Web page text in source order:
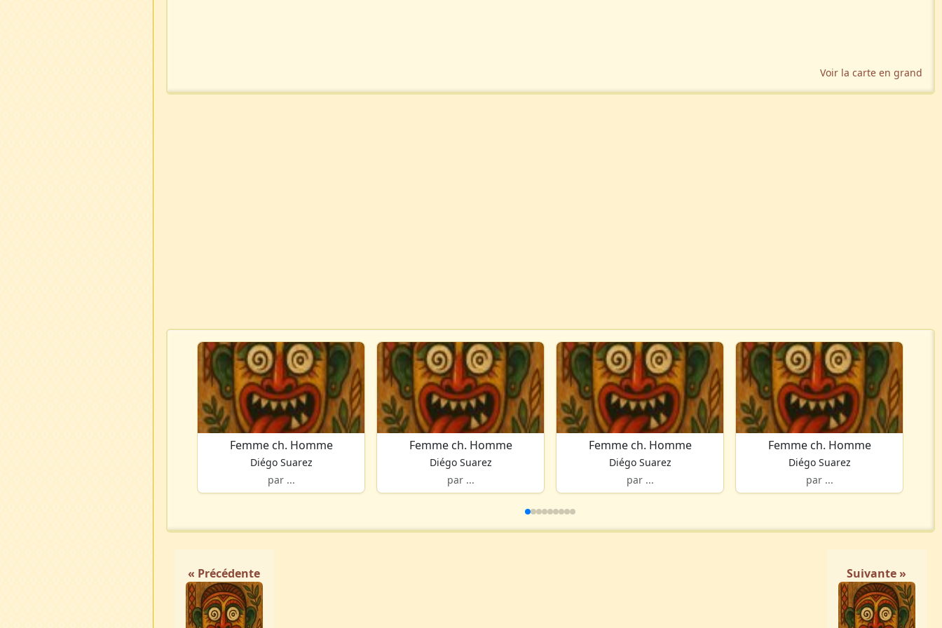
Voir la carte en grand
Femme ch. Homme
Diégo Suarez
par ...
Femme ch. Homme
Diégo Suarez
par ...
Femme ch. Homme
Diégo Suarez
par ...
Femme ch. Homme
Diégo Suarez
par ...
« Précédente Suivante »